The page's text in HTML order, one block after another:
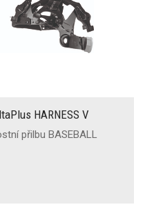
HARNESS V
přilbu BASEBALL